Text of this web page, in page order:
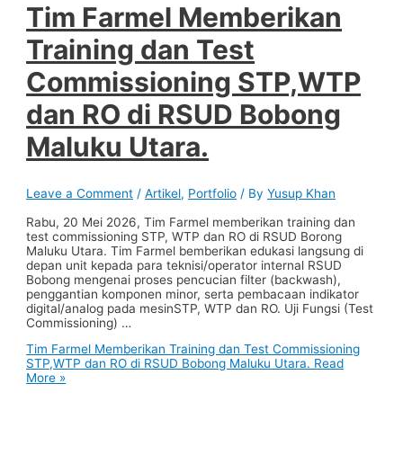
Tim Farmel Memberikan
Training dan Test
Commissioning STP,WTP
dan RO di RSUD Bobong
Maluku Utara.
Leave a Comment /Artikel, Portfolio / ByYusup Khan
Rabu, 20 Mei 2026, Tim Farmel memberikan training dan
test commissioning STP, WTP dan RO di RSUD Borong
Maluku Utara. Tim Farmel bemberikan edukasi langsung di
depan unit kepada para teknisi/operator internal RSUD
Bobong mengenai proses pencucian filter (backwash),
penggantian komponen minor, serta pembacaan indikator
digital/analog pada mesinSTP, WTP dan RO. Uji Fungsi (Test
Commissioning) …
Tim Farmel Memberikan Training dan Test Commissioning
STP,WTP dan RO di RSUD Bobong Maluku Utara. Read
More »